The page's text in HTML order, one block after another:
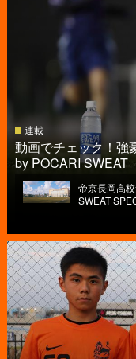
連載
動画でチェック！強
by POCARI SWEAT
帝京長岡高
SWEAT